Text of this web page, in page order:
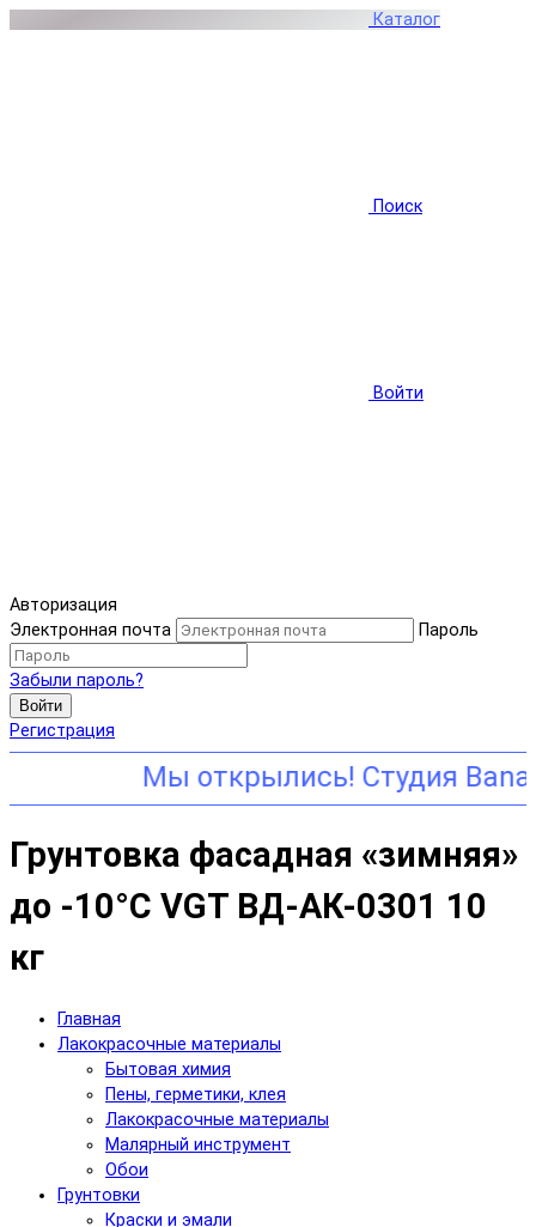
Каталог
Поиск
Войти
Авторизация
Электронная почта
Пароль
Забыли пароль?
Войти
Регистрация
Грунтовка фасадная «зимняя»
до -10°С VGT ВД-АК-0301 10
кг
Главная
Лакокрасочные материалы
Бытовая химия
Пены, герметики, клея
Лакокрасочные материалы
Малярный инструмент
Обои
Грунтовки
Краски и эмали